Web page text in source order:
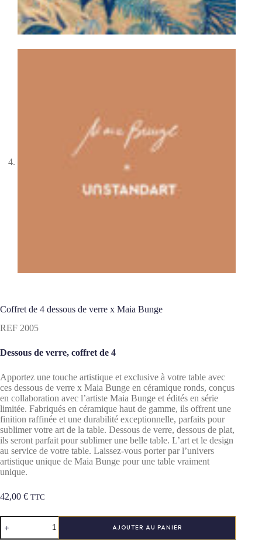
Coffret de 4 dessous de verre x Maia Bunge
REF 2005
Dessous de verre, coffret de 4
Apportez une touche artistique et exclusive à votre table avec
ces dessous de verre x Maia Bunge en céramique ronds, conçus
en collaboration avec l’artiste Maia Bunge et édités en série
limitée. Fabriqués en céramique haut de gamme, ils offrent une
finition raffinée et une durabilité exceptionnelle, parfaits pour
sublimer votre art de la table. Dessous de verre, dessous de plat,
ils seront parfait pour sublimer une belle table. L’art et le design
au service de votre table. Laissez-vous porter par l’univers
artistique unique de Maia Bunge pour une table vraiment
unique.
42,00 € TTC
quantité
de
AJOUTER AU PANIER